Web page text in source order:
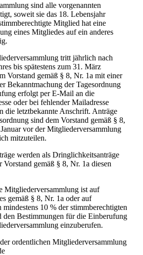
sind alle vorgenannten
soweit sie das 18. Lebensjahr
Mitglied hat eine
eines Mitgliedes auf ein anderes
tritt jährlich nach
bis spätestens zum 31. März
Vorstand gemäß § 8, Nr. 1a mit einer
Bekanntmachung der Tagesordnung
erfolgt per E-Mail an die
oder bei fehlender Mailadresse
die letztbekannte Anschrift. Anträge
sind dem Vorstand gemäß § 8,
vor der Mitgliederversammlung
mitzuteilen.
werden als Dringlichkeitsanträge
Vorstand gemäß § 8, Nr. 1a diesen
Mitgliederversammlung ist auf
gemäß § 8, Nr. 1a oder auf
10 % der stimmberechtigten
den Bestimmungen für die Einberufung
einzuberufen.
ordentlichen Mitgliederversammlung